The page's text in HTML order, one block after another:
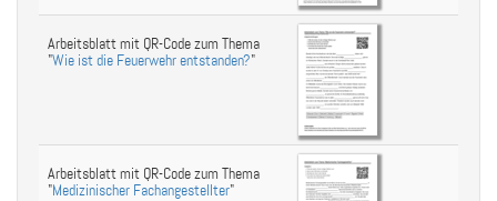
Arbeitsblatt mit QR-Code zum Thema
"Wie ist die Feuerwehr entstanden?"
Arbeitsblatt mit QR-Code zum Thema
"Medizinischer Fachangestellter"